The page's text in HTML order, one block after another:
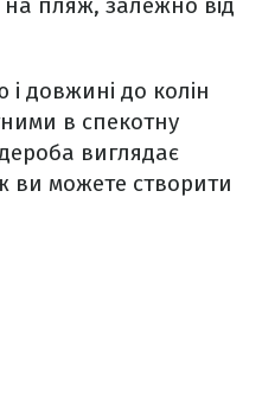
довжині до колін
в спекотну
виглядає
ви можете створити